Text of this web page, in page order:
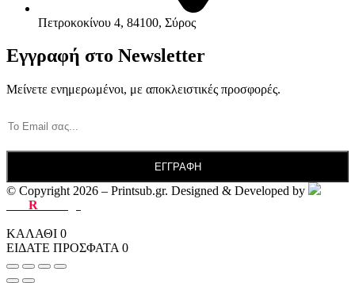
Πετροκοκίνου 4, 84100, Σύρος
Εγγραφή στο Newsletter
Μείνετε ενημερωμένοι, με αποκλειστικές προσφορές.
© Copyright 2026 – Printsub.gr. Designed & Developed by
R
ΚΑΛΑΘΙ 0
ΕΙΔΑΤΕ ΠΡΟΣΦΑΤΑ 0